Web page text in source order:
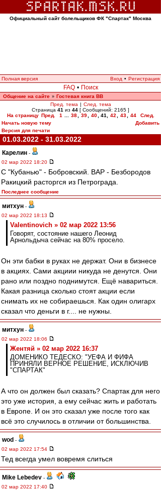
Официальный сайт болельщиков ФК "Спартак" Москва
Полная версия Вход • Регистрация
FAQ • Поиск
Общение на сайте » Гостевая книга ВВ
Пред. тема | След. тема
Страница 41 из 44 [ Сообщений: 2165 ]
На страницу Пред. 1 38 39 40 41 42 43 44
След.
Начать новую тему
Добавить
Версия для печати
01.03.2022 - 31.03.2022
Карелин -
02 мар 2022 18:20
С "Кубанью" - Бобровский. ВАР - Безбородов
Ракицкий расторгся из Петрограда.
Последнее сообщение
митхун -
02 мар 2022 18:13
Valentinovich » 02 мар 2022 13:56
Говорят, состояние нашего Леонид
Арнольдыча сейчас на 80% просело.
Он эти бабки в руках не держат. Они в бизнесе
в акциях. Сами акциии никуда не денутся. Они
рано или поздно поднимутся. Ещё навариться.
Какая разница сколько стоят акции если
снимать их не собираешься. Как один олигарх
сказал что деньги в г.... не нужны.
митхун -
02 мар 2022 18:06
Жентяй » 02 мар 2022 16:37
ДОМЕНИКО ТЕДЕСКО: "УЕФА И ФИФА
ПРИНЯЛИ ВЕРНОЕ РЕШЕНИЕ, ИСКЛЮЧИВ
"СПАРТАК"
А что он должен был сказать? Спартак для него
это уже история, а ему сейчас жить и работать
в Европе. И он это сказал уже после того как
всё это случилось в отличии от большинства.
wod -
02 мар 2022 17:54
Тед всегда умел вовремя слиться
Mike Lebedev -
02 мар 2022 17:40